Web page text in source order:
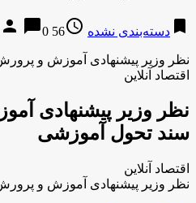
bookmark دسته‌بندی نشده access_time
56 years ago
person chat_bubble0
نظر وزیر پیشنهادی آموزش و
اقتصاد آنلاین
نظر وزیر پیشنهادی
سند تحول آموزشی
اقتصاد آنلاین
نظر وزیر پیشنهادی آموزش و